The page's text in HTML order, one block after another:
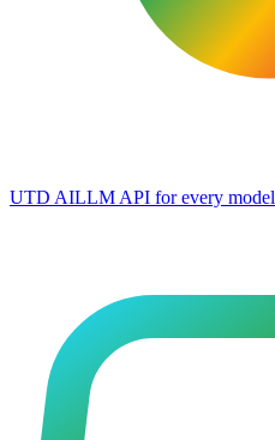
UTD AILLM API for every model